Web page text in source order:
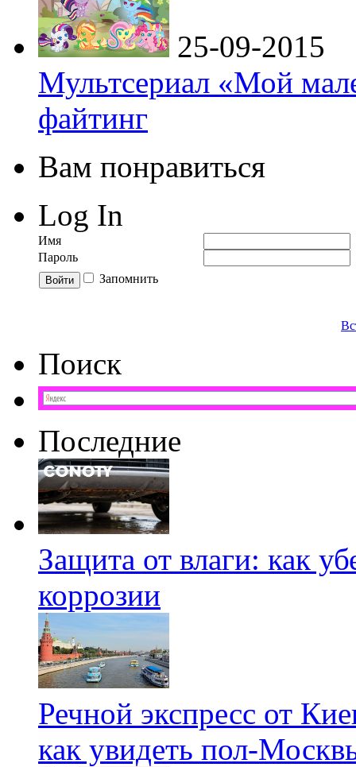
25-09-2015
Мультсериал «Мой
файтинг
Вам понравиться
Log In
Имя
Пароль
Запомнить
Поиск
Последние
Защита от влаги: как
коррозии
Речной экспресс от
как увидеть пол-